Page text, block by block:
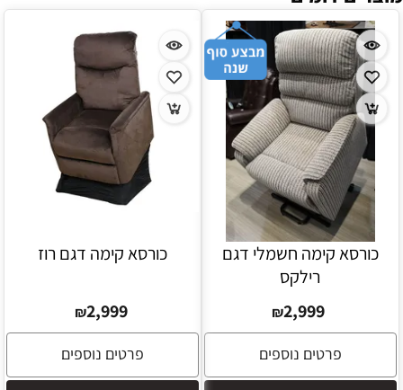
כורסא קימה חשמלי דגם
רילקס
₪2,999
פרטים נוספים
כורסא קימה דגם רוז
₪2,999
פרטים נוספים